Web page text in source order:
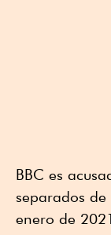
BBC es
separados
enero de